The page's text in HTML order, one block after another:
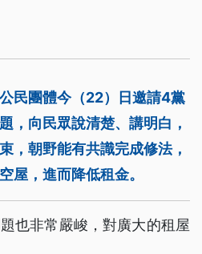
民團體今（22）日邀請4黨
，向民眾說清楚、講明白，
，朝野能有共識完成修法，
屋，進而降低租金。
也非常嚴峻，對廣大的租屋